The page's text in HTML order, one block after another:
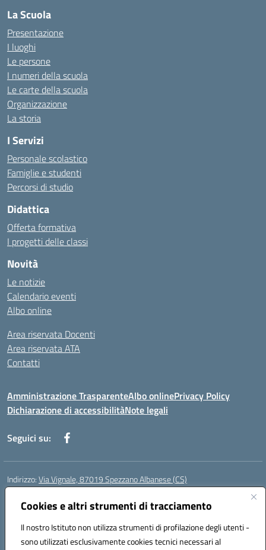
Cookies e altri strumenti di tracciamento
Il nostro Istituto non utilizza strumenti di profilazione degli utenti -
sono utilizzati esclusivamente cookies tecnici necessari al
La Scuola
Presentazione
I luoghi
Le persone
I numeri della scuola
Le carte della scuola
Organizzazione
La storia
I Servizi
Personale scolastico
Famiglie e studenti
Percorsi di studio
Didattica
Offerta formativa
I progetti delle classi
Novità
Le notizie
Calendario eventi
Albo online
Area riservata Docenti
Area riservata ATA
Contatti
Amministrazione TrasparenteAlbo onlinePrivacy Policy
Dichiarazione di accessibilitàNote legali
Seguici su:
Indirizzo:Via Vignale, 87019 Spezzano Albanese (CS)
Centralino:
Posta elettronica certificata (PEC):csic878003@pec.istruzione.it
Codice fiscale: 94018300783
Codice meccanografico:CSIC878003